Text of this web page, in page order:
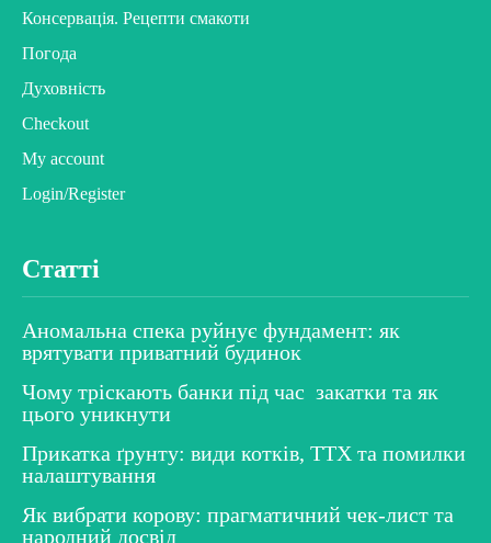
Консервація. Рецепти смакоти
Погода
Духовність
Checkout
My account
Login/Register
Статті
Аномальна спека руйнує фундамент: як
врятувати приватний будинок
Чому тріскають банки під час закатки та як
цього уникнути
Прикатка ґрунту: види котків, ТТХ та помилки
налаштування
Як вибрати корову: прагматичний чек-лист та
народний досвід